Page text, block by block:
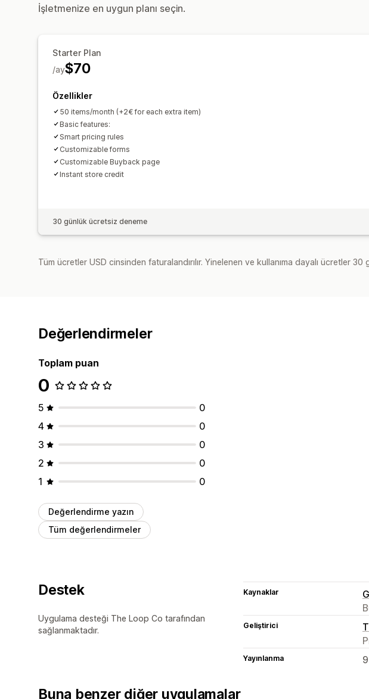
İşletmenize en uygun planı seçin.
Starter Plan
$70
/ay
Özellikler
50 items/month (+2€ for each extra item)
Basic features:
Smart pricing rules
Customizable forms
Customizable Buyback page
Instant store credit
30 günlük ücretsiz deneme
Tüm ücretler USD cinsinden faturalandırılır. Yinelenen ve kullanıma dayalı ücretler 30
Değerlendirmeler
Toplam puan
0
5
0
4
0
3
0
2
0
1
0
Değerlendirme yazın
Tüm değerlendirmeler
Destek
Uygulama desteği The Loop Co tarafından
sağlanmaktadır.
Kaynaklar
Geliştirici
Yayınlanma
Buna benzer diğer uygulamalar